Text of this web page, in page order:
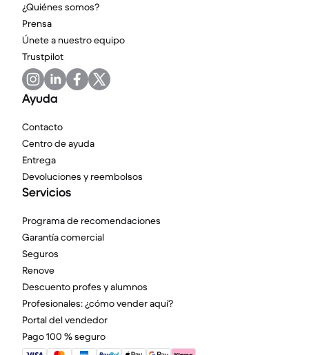
¿Quiénes somos?
Prensa
Únete a nuestro equipo
Trustpilot
Ayuda
Contacto
Centro de ayuda
Entrega
Devoluciones y reembolsos
Servicios
Programa de recomendaciones
Garantía comercial
Seguros
Renove
Descuento profes y alumnos
Profesionales: ¿cómo vender aquí?
Portal del vendedor
Pago 100 % seguro